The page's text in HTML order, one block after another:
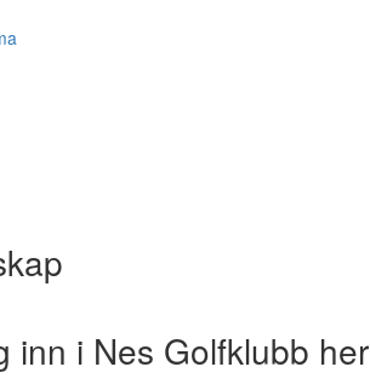
inn i Nes Golfklubb her